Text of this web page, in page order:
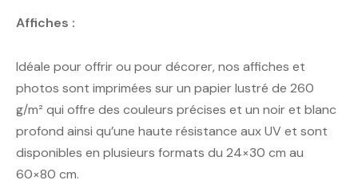
Affiches :
Idéale pour offrir ou pour décorer, nos affiches et
photos sont imprimées sur un papier lustré de 260
g/m² qui offre des couleurs précises et un noir et blanc
profond ainsi qu’une haute résistance aux UV et sont
disponibles en plusieurs formats du 24×30 cm au
60×80 cm.